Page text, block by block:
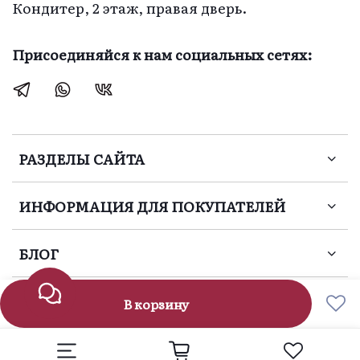
В корзину
изюминкой».
создателей этого
множество
РАЗДЕЛЫ САЙТА
ИНФОРМАЦИЯ ДЛЯ ПОКУПАТЕЛЕЙ
БЛОГ
Кондитер, 2 этаж, правая дверь.
Присоединяйся к нам социальных сетях:
Цветочный Кондитер 2020 - 2025 г.